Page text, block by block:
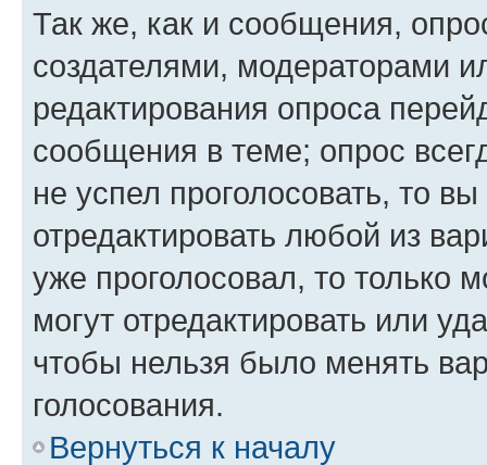
Так же, как и сообщения,
создателями, модераторами
редактирования опроса
сообщения в теме; опрос
не успел проголосовать, то
отредактировать любой из
уже проголосовал, то только
могут отредактировать или
чтобы нельзя было менять
голосования.
Вернуться к началу